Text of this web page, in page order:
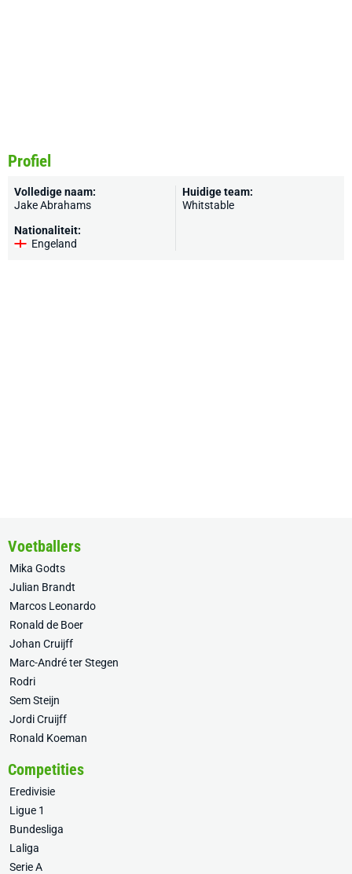
Profiel
Volledige naam:
Jake Abrahams
Nationaliteit:
Engeland
Huidige team:
Whitstable
Voetballers
Mika Godts
Julian Brandt
Marcos Leonardo
Ronald de Boer
Johan Cruijff
Marc-André ter Stegen
Rodri
Sem Steijn
Jordi Cruijff
Ronald Koeman
Competities
Eredivisie
Ligue 1
Bundesliga
Laliga
Serie A